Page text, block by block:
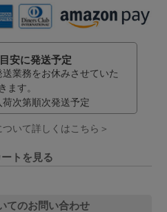
安に発送予定
業務をお休みさせていた
ます。
次第順次発送予定
いて詳しくはこちら＞
ートを見る
てのお問い合わせ